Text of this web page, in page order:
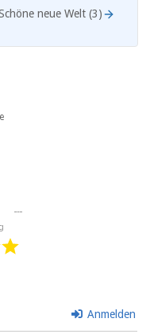
neue Welt (3)
Anmelden